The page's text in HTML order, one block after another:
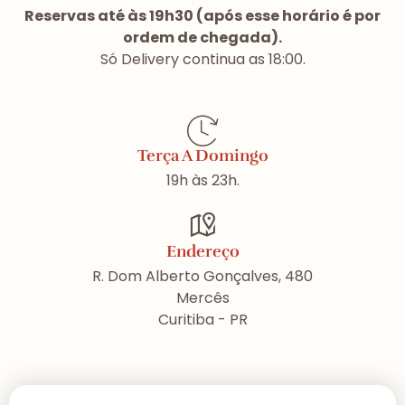
Reservas até às 19h30 (após esse horário é por
ordem de chegada).
Só Delivery continua as 18:00.
Terça A Domingo
19h às 23h.
Endereço
R. Dom Alberto Gonçalves, 480
Mercês
Curitiba - PR